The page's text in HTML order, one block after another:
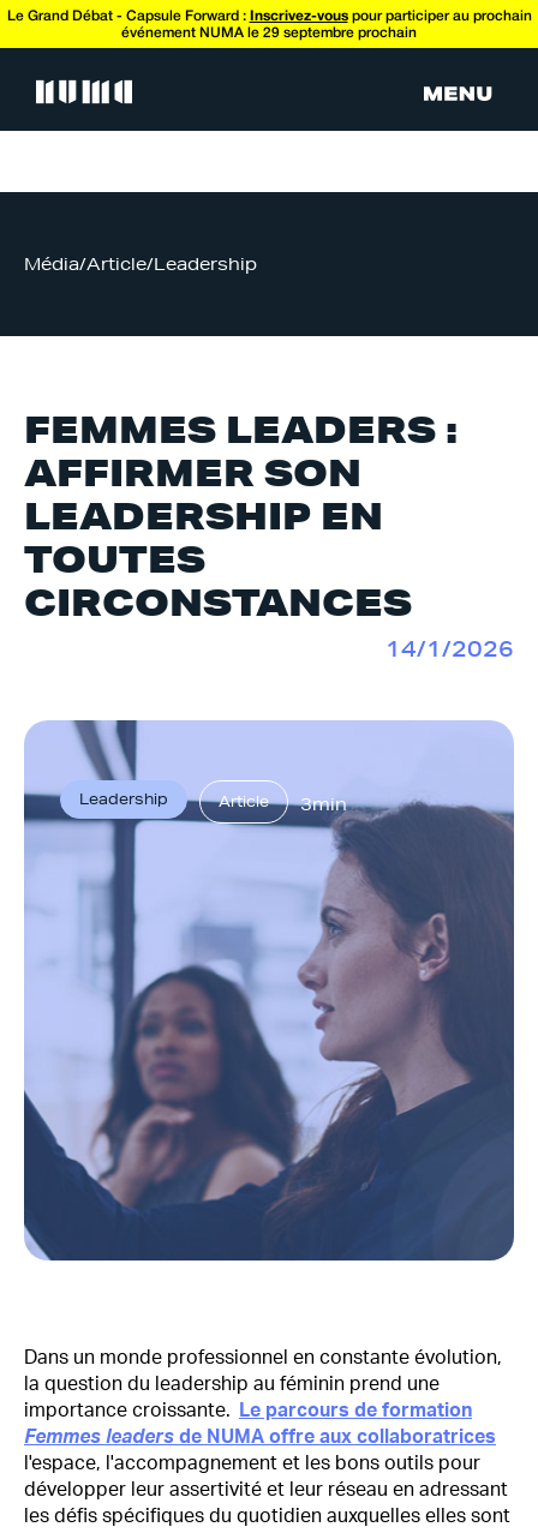
Le Grand Débat - Capsule Forward : Inscrivez-vouspour participer au prochain
événement NUMA le 29 septembre prochain
Média/Article/Leadership
FEMMES LEADERS :
AFFIRMER SON
LEADERSHIP EN
TOUTES
CIRCONSTANCES
14/1/2026
Leadership Article 3min
Dans un monde professionnel en constante évolution,
la question du leadership au féminin prend une
importance croissante.
Le parcours de formation
Femmes leaders de NUMA offre aux collaboratrices
l'espace, l'accompagnement et les bons outils pour
développer leur assertivité et leur réseau en adressant
les défis spécifiques du quotidien auxquelles elles sont